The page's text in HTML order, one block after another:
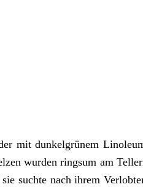
mit dunkelgrünem
wurden ringsum am
suchte nach ihrem